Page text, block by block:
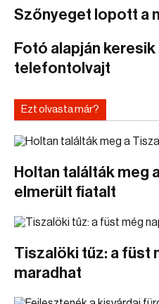
Szőnyeget lopott a
Fotó alapján
telefontolvajt
Ezt olvasta már?
Holtan találták meg
elmerült fiatalt
Tiszalöki tűz: a füst
maradhat